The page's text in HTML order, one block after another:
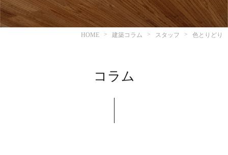
HOME 建築コラム スタッフ 色とりどり
コラム